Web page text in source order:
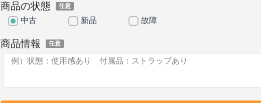
商品の状態 任意
中古 新品 故障
商品情報 任意